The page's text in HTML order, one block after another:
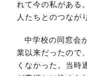
れて今の私がある
人たちとのつなが
中学校の同窓会
業以来だったので
くなかった。当時